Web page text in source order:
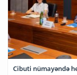
Cibuti nümayəndə